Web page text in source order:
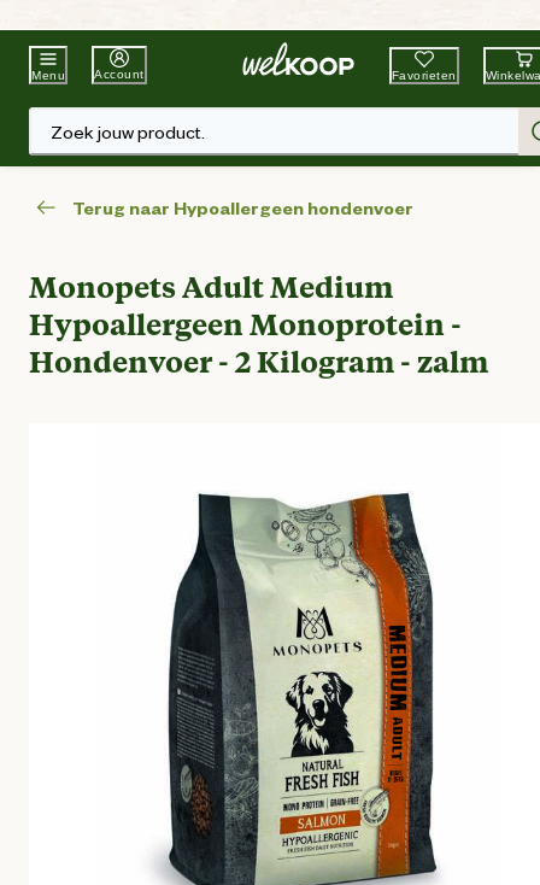
Beste WinkelketenTuin & Dier
Menu Account Favorieten
Zoek jouw product.
Terug naar Hypoallergeen hondenvoer
Monopets Adult Medium
Hypoallergeen Monoprotein -
Hondenvoer - 2 Kilogram - zalm